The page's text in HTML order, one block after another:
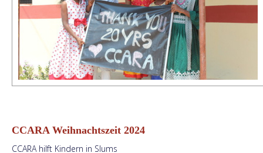
CCARA Weihnachtszeit 2024
CCARA hilft Kindern in Slums